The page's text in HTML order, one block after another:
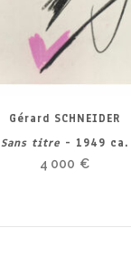
Gérard SCHNEIDER
Sans titre - 1949 ca.
4 000 €